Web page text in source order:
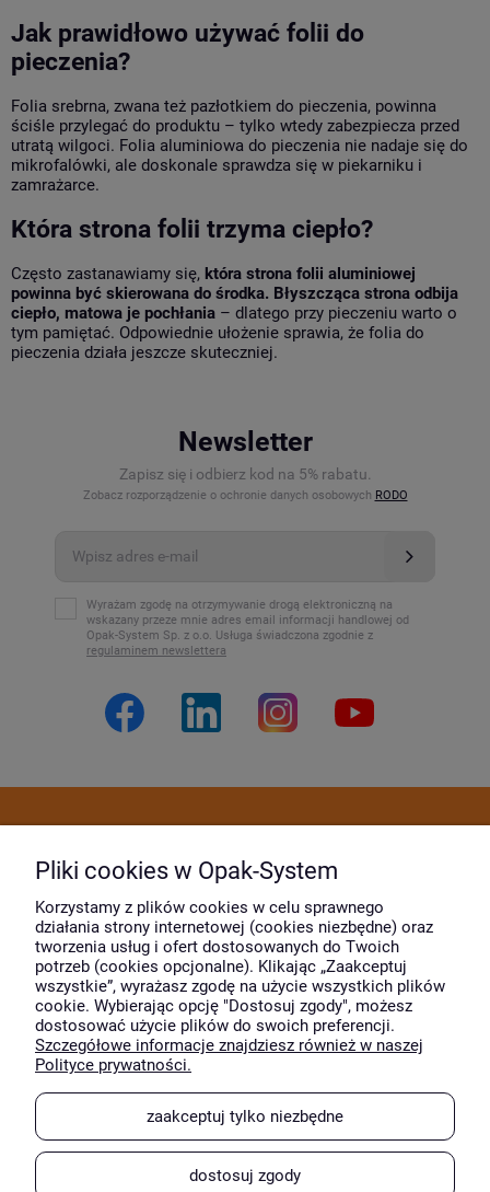
Jak prawidłowo używać folii do
pieczenia?
Folia srebrna, zwana też pazłotkiem do pieczenia, powinna
ściśle przylegać do produktu – tylko wtedy zabezpiecza przed
utratą wilgoci. Folia aluminiowa do pieczenia nie nadaje się do
mikrofalówki, ale doskonale sprawdza się w piekarniku i
zamrażarce.
Która strona folii trzyma ciepło?
Często zastanawiamy się, która strona folii aluminiowej
powinna być skierowana do środka. Błyszcząca strona odbija
ciepło, matowa je pochłania – dlatego przy pieczeniu warto o
tym pamiętać. Odpowiednie ułożenie sprawia, że folia do
pieczenia działa jeszcze skuteczniej.
Newsletter
Zapisz się i odbierz kod na 5% rabatu.
Zobacz rozporządzenie o ochronie danych osobowych RODO
Wyrażam zgodę na otrzymywanie drogą elektroniczną na
wskazany przeze mnie adres email informacji handlowej od
Opak-System Sp. z o.o. Usługa świadczona zgodnie z
regulaminem newslettera
Moje konto
O firmie
Wyróżnili nas
Pliki cookies w Opak-System
Korzystamy z plików cookies w celu sprawnego
działania strony internetowej (cookies niezbędne) oraz
tworzenia usług i ofert dostosowanych do Twoich
potrzeb (cookies opcjonalne). Klikając „Zaakceptuj
wszystkie”, wyrażasz zgodę na użycie wszystkich plików
cookie. Wybierając opcję "Dostosuj zgody", możesz
dostosować użycie plików do swoich preferencji.
Szczegółowe informacje znajdziesz również w naszej
Polityce prywatności.
zaakceptuj tylko niezbędne
dostosuj zgody